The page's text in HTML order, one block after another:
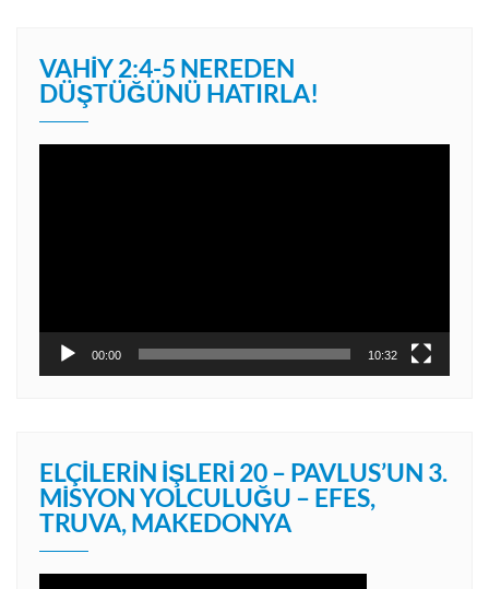
VAHIY 2:4-5 NEREDEN
DÜŞTÜĞÜNÜ HATIRLA!
00:00 10:32
ELÇILERIN İŞLERI 20 – PAVLUS’UN 3.
MISYON YOLCULUĞU – EFES,
TRUVA, MAKEDONYA